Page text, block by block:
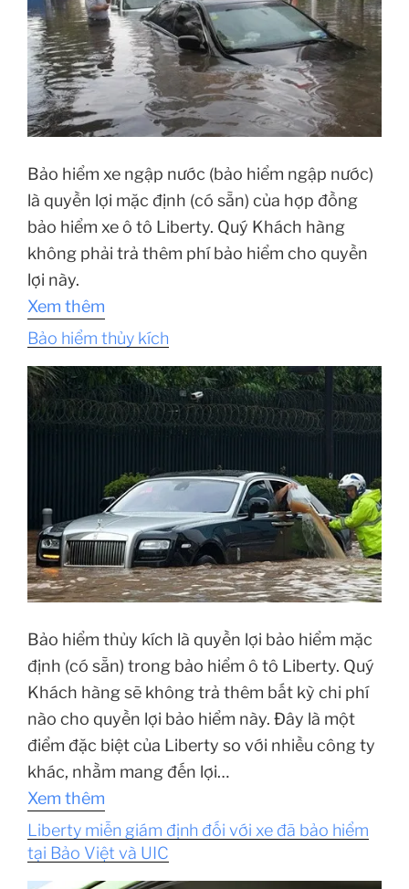
Bảo hiểm xe ngập nước (bảo hiểm ngập nước)
là quyền lợi mặc định (có sẵn) của hợp đồng
bảo hiểm xe ô tô Liberty. Quý Khách hàng
không phải trả thêm phí bảo hiểm cho quyền
lợi này.
Xem thêm
Bảo hiểm thủy kích
Bảo hiểm thủy kích là quyền lợi bảo hiểm mặc
định (có sẵn) trong bảo hiểm ô tô Liberty. Quý
Khách hàng sẽ không trả thêm bất kỳ chi phí
nào cho quyền lợi bảo hiểm này. Đây là một
điểm đặc biệt của Liberty so với nhiều công ty
khác, nhằm mang đến lợi…
Xem thêm
Liberty miễn giám định đối với xe đã bảo hiểm
tại Bảo Việt và UIC